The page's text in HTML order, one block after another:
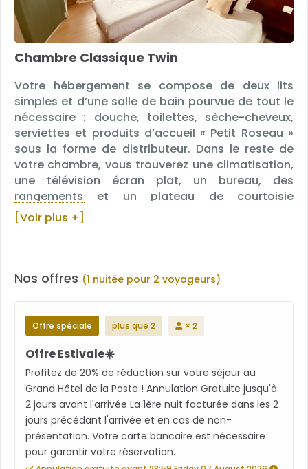
Chambre Classique Twin
Votre hébergement se compose de deux lits
simples et d’une salle de bain pourvue de tout le
nécessaire : douche, toilettes, sèche-cheveux,
serviettes et produits d’accueil « Petit Roseau »
sous la forme de distributeur. Dans le reste de
votre chambre, vous trouverez une climatisation,
une télévision écran plat, un bureau, des
rangements et un plateau de courtoisie
(bouilloire, thé et café).
[Voir plus +]
Nos offres (1 nuitée pour 2 voyageurs)
Offre spéciale plus que 2 × 2
Offre Estivale☀️
Profitez de 20% de réduction sur votre séjour au
Grand Hôtel de la Poste ! Annulation Gratuite jusqu'à
2 jours avant l'arrivée La 1ère nuit facturée dans les 2
jours précédant l'arrivée et en cas de non-
présentation. Votre carte bancaire est nécessaire
pour garantir votre réservation.